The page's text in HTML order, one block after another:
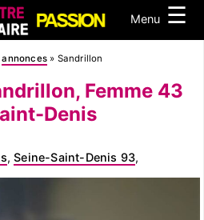
Menu ☰
annonces » Sandrillon
Femme 43
Denis
,Seine-Saint-Denis 93,